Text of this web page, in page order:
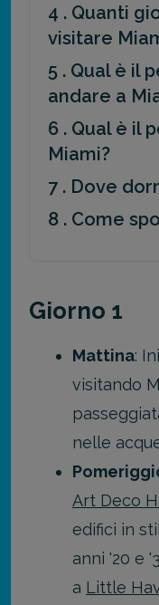
4 . Quanti
visitare
5 . Qual è il
andare a
6 . Qual è il
Miami?
7 . Dove
8 . Come
Giorno 1
Mattina:
visitando
nelle
Art Deco
edifici in
anni '20 e
a Little